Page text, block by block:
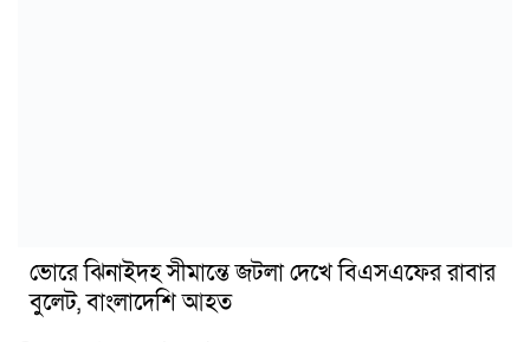
ভোরে ঝিনাইদহ সীমান্তে জটলা দেখে বিএসএফের রাবার
বুলেট, বাংলাদেশি আহত